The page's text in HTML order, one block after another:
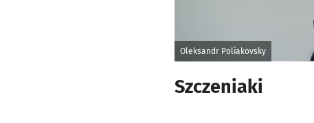
Oleksandr Poliakovsky
Szczeniaki